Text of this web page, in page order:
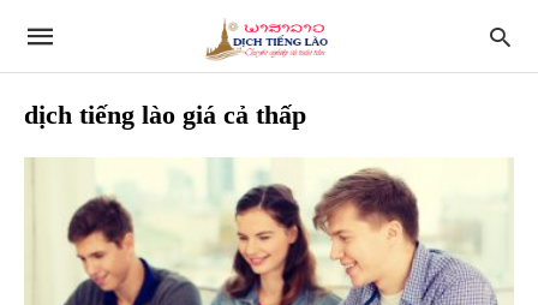
dịch tiếng lào giá cả thấp